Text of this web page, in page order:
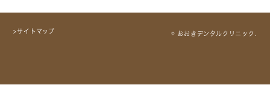
>サイトマップ © おおきデンタルクリニック.